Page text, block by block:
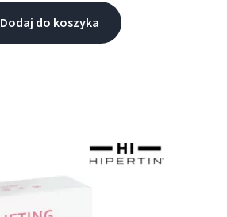
Dodaj do koszyka